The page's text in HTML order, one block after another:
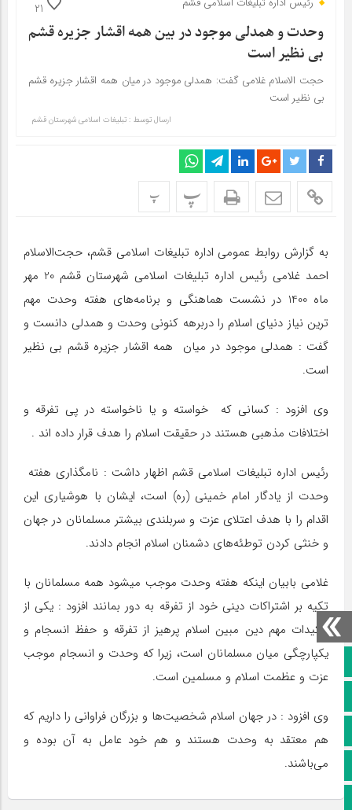
صفحه نخست
آپارات
اینستاگرام
21
وحدت و همدلی موجود در بین همه اقشار جزیره قشم
بی نظیر است
حجت الاسلام غلامی گفت: همدلی موجود در میان همه اقشار جزیره قشم
بی‌ نظیر است
ارسال توسط : تبلیغات اسلامی شهرستان قشم
پ پ
به گزارش روابط عمومی اداره تبلیغات اسلامی قشم، حجت‌الاسلام
احمد غلامی رئیس اداره تبلیغات اسلامی شهرستان قشم 20 مهر
ماه 1400 در نشست هماهنگی و برنامه‌های هفته وحدت مهم
ترين نياز دنياي اسلام را دربرهه كنوني وحدت و همدلي دانست و
گفت : همدلی موجود در میان همه اقشار جزیره قشم بی‌ نظیر
است.
وی افزود : کسانی که خواسته و یا ناخواسته در پی تفرقه و
اختلافات مذهبی هستند در حقیقت اسلام را هدف قرار داده اند .
رئیس اداره تبلیغات اسلامی قشم اظهار داشت : نامگذاری هفته
وحدت از یادگار امام خمینی (ره) است، ایشان با هوشیاری این
اقدام را با هدف اعتلای عزت و سربلندی بیشتر مسلمانان در جهان
و خنثی کردن توطئه‌های دشمنان اسلام انجام دادند.
غلامی بابیان اینکه هفته وحدت موجب میشود همه مسلمانان با
تکیه بر اشتراکات دینی خود از تفرقه به دور بمانند افزود : یکی از
تاکیدات مهم دین مبین اسلام پرهیز از تفرقه و حفظ انسجام و
یکپارچگی میان مسلمانان است، زیرا که وحدت و انسجام موجب
عزت و عظمت اسلام و مسلمین است.
وی افزود : در جهان اسلام شخصیت‌ها و بزرگان فراوانی را داریم که
هم معتقد به وحدت هستند و هم خود عامل به آن بوده و
می‌باشند.